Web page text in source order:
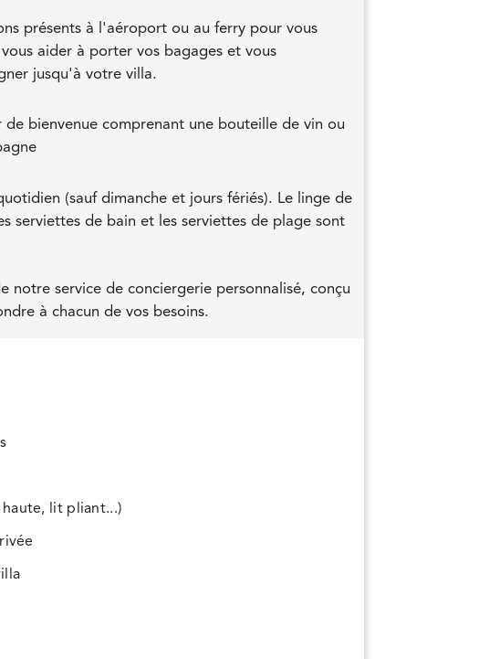
présents à l'aéroport ou au ferry pour vous
aider à porter vos bagages et vous
jusqu'à votre villa.
de bienvenue comprenant une bouteille de vin ou
(sauf dimanche et jours fériés). Le linge de
serviettes de bain et les serviettes de plage sont
notre service de conciergerie personnalisé, conçu
à chacun de vos besoins.
lit pliant...)